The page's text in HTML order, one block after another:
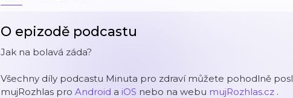
O epizodě podcastu
Jak na bolavá záda?
Všechny díly podcastu Minuta pro zdraví můžete pohodlně
mujRozhlas pro Android a iOS nebo na webu mujRozhlas.cz .